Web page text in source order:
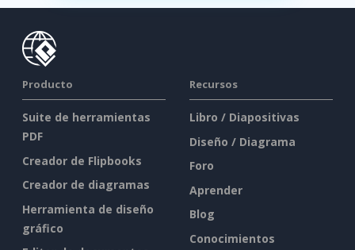
Producto
Suite de herramientas
PDF
Creador de Flipbooks
Creador de diagramas
Herramienta de diseño
gráfico
Recursos
Libro / Diapositivas
Diseño / Diagrama
Foro
Aprender
Blog
Conocimientos